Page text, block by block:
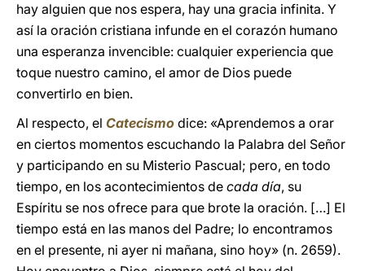
hay alguien que nos espera, hay una gracia infinita. Y
así la oración cristiana infunde en el corazón humano
una esperanza invencible: cualquier experiencia que
toque nuestro camino, el amor de Dios puede
convertirlo en bien.
Al respecto, el Catecismo dice: «Aprendemos a orar
en ciertos momentos escuchando la Palabra del Señor
y participando en su Misterio Pascual; pero, en todo
tiempo, en los acontecimientos de cada día, su
Espíritu se nos ofrece para que brote la oración. […] El
tiempo está en las manos del Padre; lo encontramos
en el presente, ni ayer ni mañana, sino hoy» (n. 2659).